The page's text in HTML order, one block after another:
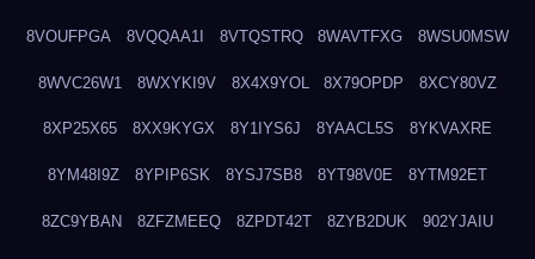
8VOUFPGA 8VQQAA1I 8VTQSTRQ 8WAVTFXG 8WSU0MSW
8WVC26W1 8WXYKI9V 8X4X9YOL 8X79OPDP 8XCY80VZ
8XP25X65 8XX9KYGX 8Y1IYS6J 8YAACL5S 8YKVAXRE
8YM48I9Z 8YPIP6SK 8YSJ7SB8 8YT98V0E 8YTM92ET
8ZC9YBAN 8ZFZMEEQ 8ZPDT42T 8ZYB2DUK 902YJAIU